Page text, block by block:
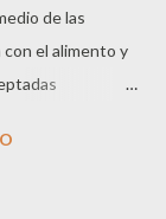
de las
el alimento y
los